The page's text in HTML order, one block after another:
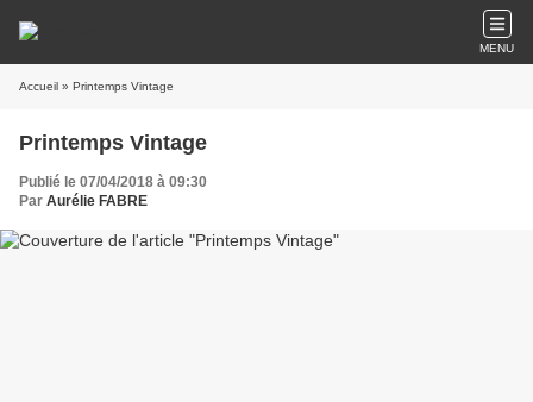
MENU
Accueil » Printemps Vintage
Printemps Vintage
Publié le 07/04/2018 à 09:30
Par Aurélie FABRE